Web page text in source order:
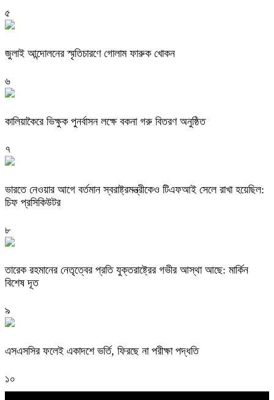
৫
জুলাই আন্দোলনের স্মৃতিচারণে গোলাম ফারুক খোকন
৬
কালিয়াকৈরে ভিক্ষুক পুনর্বাসন লক্ষে বকনা গরু বিতরণ অনুষ্ঠিত
৭
ভারতে নেওয়ার আগে বর্তমান স্বরাষ্ট্রমন্ত্রীকেও টিএফআই সেলে রাখা হয়েছিল:
চিফ প্রসিকিউটর
৮
তারেক রহমানের নেতৃত্বের প্রতি যুক্তরাষ্ট্রের গভীর আস্থা আছে: মার্কিন
বিশেষ দূত
৯
এসএসসির ফলেই একাদশে ভর্তি, ফিরছে না পরীক্ষা পদ্ধতি
১০